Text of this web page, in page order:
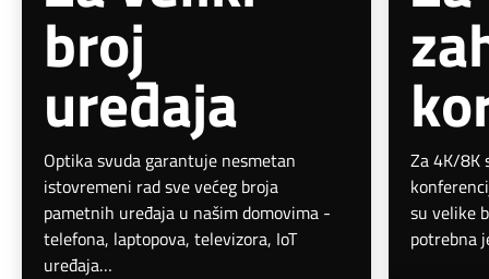
broj
uređaja
Optika svuda garantuje nesmetan
istovremeni rad sve većeg broja
pametnih uređaja u našim domovima -
telefona, laptopova, televizora, IoT
uređaja…
Za 4K/8K
su velike
potrebna